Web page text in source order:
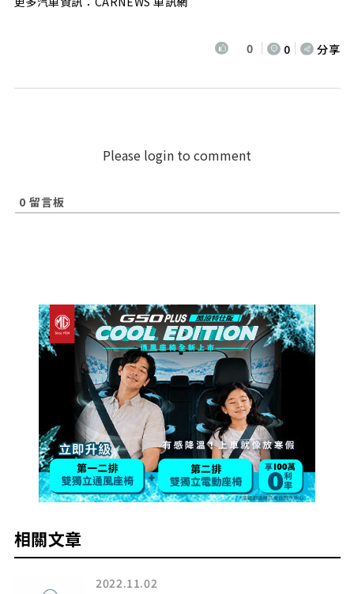
0 0 分享
Please login to comment
0 留言板
相關文章
2022.11.02